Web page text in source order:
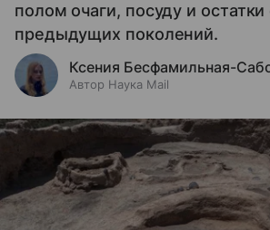
полом очаги, посуду и
предыдущих поколений.
Ксения Бесфамильная-
Автор Наука Mail